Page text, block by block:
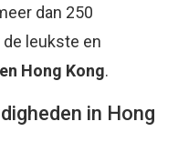
dan 250
leukste en
Hong Kong.
in Hong